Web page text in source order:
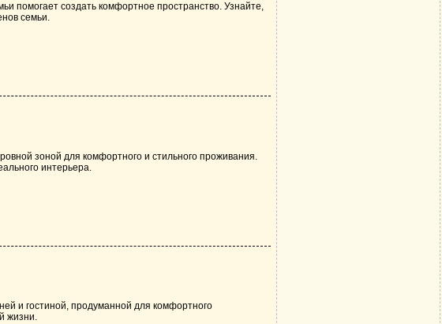
помогает создать комфортное пространство. Узнайте,
семьи.
зоной для комфортного и стильного проживания.
интерьера.
и гостиной, продуманной для комфортного
жизни.